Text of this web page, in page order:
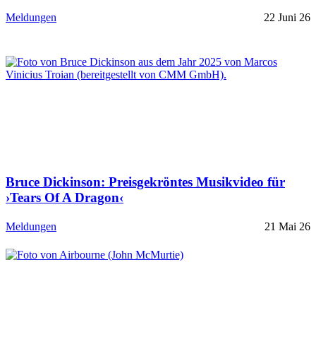
Meldungen 22 Juni 26
Bruce Dickinson: Preisgekröntes Musikvideo für
›Tears Of A Dragon‹
Meldungen 21 Mai 26